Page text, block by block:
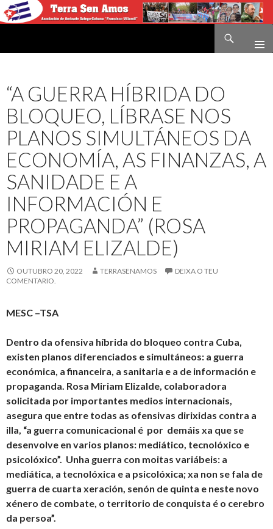
“A GUERRA HÍBRIDA DO
BLOQUEO, LÍBRASE NOS
PLANOS SIMULTÁNEOS DA
ECONOMÍA, AS FINANZAS, A
SANIDADE E A
INFORMACIÓN E
PROPAGANDA” (ROSA
MIRIAM ELIZALDE)
OUTUBRO 20, 2022 TERRASENAMOS
DEIXA O TEU
COMENTARIO.
MESC –TSA
Dentro da ofensiva híbrida do bloqueo contra Cuba,
existen planos diferenciados e simultáneos: a guerra
económica, a financeira, a sanitaria e a de información e
propaganda. Rosa Miriam Elizalde, colaboradora
solicitada por importantes medios internacionais,
asegura que entre todas as ofensivas dirixidas contra a
illa, “a guerra comunicacional é por demáis xa que se
desenvolve en varios planos: mediático, tecnolóxico e
psicolóxico”. Unha guerra con moitas variábeis: a
mediática, a tecnolóxica e a psicolóxica; xa non se fala de
guerra de cuarta xeración, senón de quinta e neste novo
xénero de combate, o territorio de conquista é o cerebro
da persoa”.